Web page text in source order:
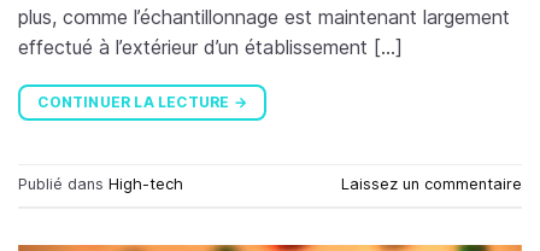
plus, comme l’échantillonnage est maintenant largement
effectué à l’extérieur d’un établissement […]
CONTINUER LA LECTURE →
Publié dans High-tech Laissez un commentaire